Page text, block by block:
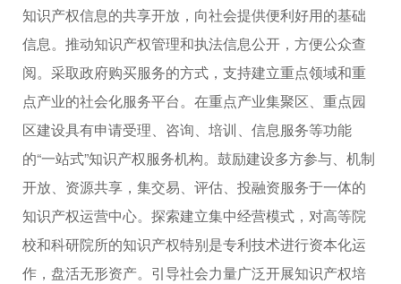
知识产权信息的共享开放，向社会提供便利好用的基础
信息。推动知识产权管理和执法信息公开，方便公众查
阅。采取政府购买服务的方式，支持建立重点领域和重
点产业的社会化服务平台。在重点产业集聚区、重点园
区建设具有申请受理、咨询、培训、信息服务等功能
的“一站式”知识产权服务机构。鼓励建设多方参与、机制
开放、资源共享，集交易、评估、投融资服务于一体的
知识产权运营中心。探索建立集中经营模式，对高等院
校和科研院所的知识产权特别是专利技术进行资本化运
作，盘活无形资产。引导社会力量广泛开展知识产权培